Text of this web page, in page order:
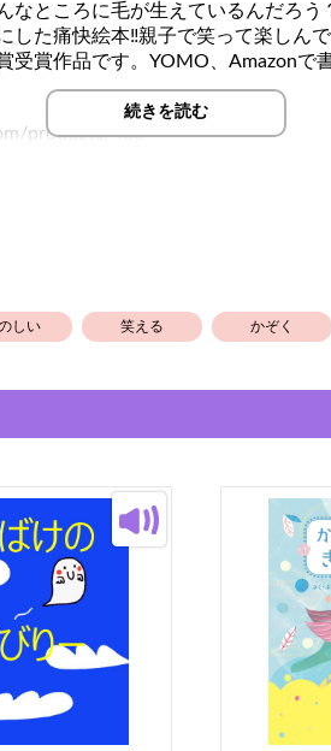
なところに毛が生えているんだろう
した痛快絵本‼親子で笑って楽しん
受賞作品です。YOMO、Amazonで
products/480
続きを読む
しい 笑える かぞく